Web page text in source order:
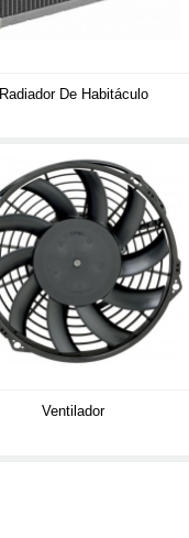
Radiador De Habitáculo
Ventilador